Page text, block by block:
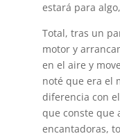
estará para
Total, tras un
motor y
en el aire y
noté que era el
diferencia con
que conste que
encantadoras,